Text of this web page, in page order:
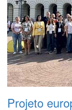
Projeto